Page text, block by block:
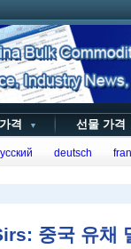
격 ▼ 선물 가
deutsch
중국 유채